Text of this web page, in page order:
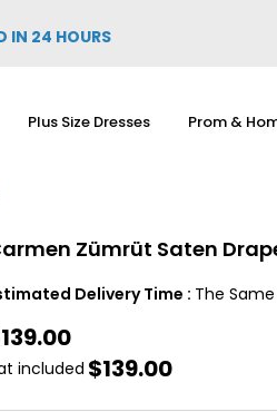
IN 24 HOURS
Plus Size Dresses Prom &
Zümrüt Saten
Delivery Time : The
included $139.00